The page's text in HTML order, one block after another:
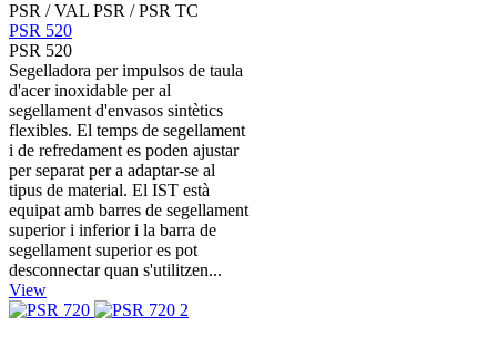
PSR / VAL PSR / PSR TC
PSR 520
PSR 520
Segelladora per impulsos de taula
d'acer inoxidable per al
segellament d'envasos sintètics
flexibles. El temps de segellament
i de refredament es poden ajustar
per separat per a adaptar-se al
tipus de material. El IST està
equipat amb barres de segellament
superior i inferior i la barra de
segellament superior es pot
desconnectar quan s'utilitzen...
View